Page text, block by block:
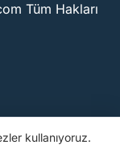
Tüm Hakları
kullanıyoruz.